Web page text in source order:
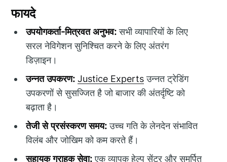
फायदे
उपयोगकर्ता-मित्रवत अनुभव:सभी व्यापारियों के लिए
सरल नेविगेशन सुनिश्चित करने के लिए अंतरंग
डिज़ाइन।
उन्नत उपकरण: Justice Expertsउन्नत ट्रेडिंग
उपकरणों से सुसज्जित है जो बाजार की अंतर्दृष्टि को
बढ़ाता है।
तेजी से प्रसंस्करण समय:उच्च गति के लेनदेन संभावित
विलंब और जोखिम को कम करते हैं।
सहायक ग्राहक सेवा:एक व्यापक हेल्प सेंटर और समर्पित